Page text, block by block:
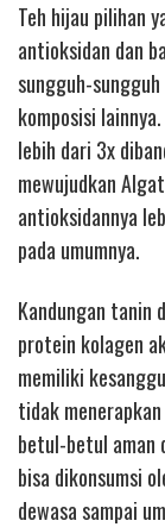
Teh hijau pilihan
antioksidan dan
sungguh-
komposisi
lebih dari 3x
mewujudkan
antioksidannya
pada umumnya.
Kandungan tanin
protein kolagen
memiliki
tidak
betul-betul aman
bisa dikonsumsi
dewasa sampai